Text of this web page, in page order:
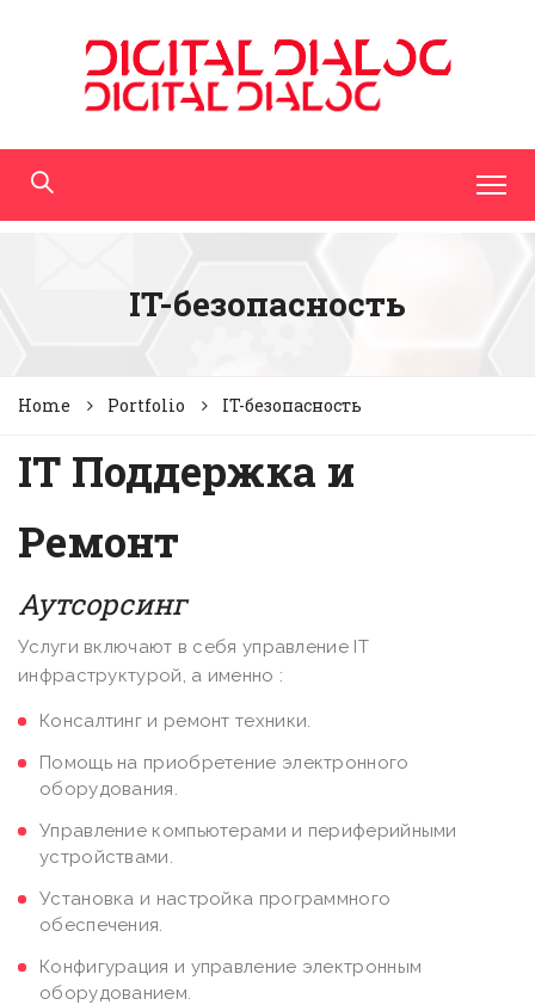
IT-безопасность
Home Portfolio IT-безопасность
IT Поддержка и
Ремонт
Аутсорсинг
Услуги включают в себя управление IT
инфраструктурой, а именно :
Консалтинг и ремонт техники.
Помощь на приобретение электронного
оборудования.
Управление компьютерами и периферийными
устройствами.
Установка и настройка программного
обеспечения.
Конфигурация и управление электронным
оборудованием.